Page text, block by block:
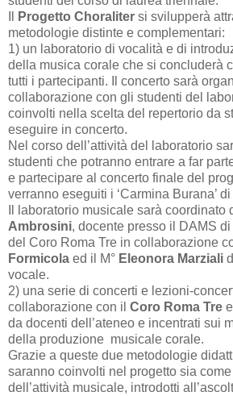
Progetto Choraliter si svilupperà
metodologie distinte e complementari:
1) un laboratorio di vocalità e di
della musica corale che si concluderà
tutti i partecipanti. Il concerto sarà
collaborazione con gli studenti del
coinvolti nella scelta del repertorio da
eseguire in concerto.
Nel corso dell’attività del laboratorio
studenti che potranno entrare a far
e partecipare al concerto finale del
verranno eseguiti i ‘Carmina Burana’
Il laboratorio musicale sarà coordinato
Ambrosini, docente presso il DAMS
del Coro Roma Tre in collaborazione
Formicola ed il M° Eleonora Marziali
vocale.
2) una serie di concerti e lezioni-
collaborazione con il Coro Roma Tre
da docenti dell’ateneo e incentrati sui
della produzione musicale corale.
Grazie a queste due metodologie
saranno coinvolti nel progetto sia
dell’attività musicale, introdotti